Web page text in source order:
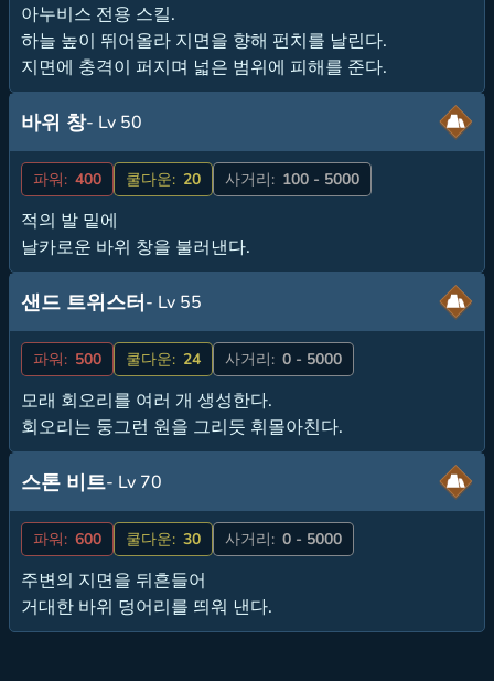
아누비스 전용 스킬.
하늘 높이 뛰어올라 지면을 향해 펀치를 날린다.
지면에 충격이 퍼지며 넓은 범위에 피해를 준다.
바위 창- Lv 50
파워: 400 쿨다운: 20 사거리: 100 - 5000
적의 발 밑에
날카로운 바위 창을 불러낸다.
샌드 트위스터- Lv 55
파워: 500 쿨다운: 24 사거리: 0 - 5000
모래 회오리를 여러 개 생성한다.
회오리는 둥그런 원을 그리듯 휘몰아친다.
스톤 비트- Lv 70
파워: 600 쿨다운: 30 사거리: 0 - 5000
주변의 지면을 뒤흔들어
거대한 바위 덩어리를 띄워 낸다.